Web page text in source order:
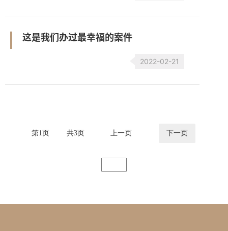
这是我们办过最幸福的案件
2022-02-21
第1页 共3页 上一页 下一页